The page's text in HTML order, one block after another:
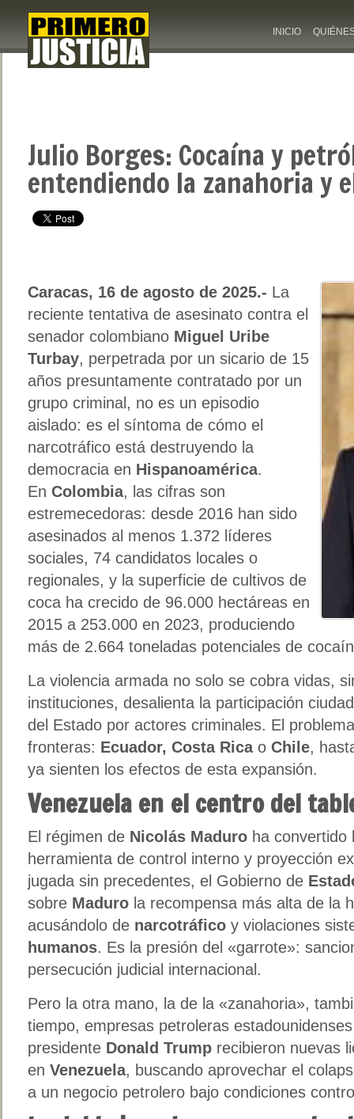
INICIO
Julio Borges: Cocaína y
entendiendo la zanahoria y
Caracas, 16 de agosto de 2025.- La
reciente tentativa de asesinato contra el
senador colombiano Miguel Uribe
Turbay, perpetrada por un sicario de 15
años presuntamente contratado por un
grupo criminal, no es un episodio
aislado: es el síntoma de cómo el
narcotráfico está destruyendo la
democracia en Hispanoamérica.
En Colombia, las cifras son
estremecedoras: desde 2016 han sido
asesinados al menos 1.372 líderes
sociales, 74 candidatos locales o
regionales, y la superficie de cultivos de
coca ha crecido de 96.000 hectáreas en
2015 a 253.000 en 2023, produciendo
más de 2.664 toneladas potenciales de
La violencia armada no solo se cobra vidas,
instituciones, desalienta la participación
del Estado por actores criminales. El
fronteras: Ecuador, Costa Rica o Chile,
ya sienten los efectos de esta expansión.
Venezuela en el centro del
El régimen de Nicolás Maduro ha convertido
herramienta de control interno y proyección
jugada sin precedentes, el Gobierno de
sobre Maduro la recompensa más alta de la
acusándolo de narcotráfico y violaciones
humanos. Es la presión del «garrote»:
persecución judicial internacional.
Pero la otra mano, la de la «zanahoria»,
tiempo, empresas petroleras
presidente Donald Trump recibieron nuevas
en Venezuela, buscando aprovechar el
a un negocio petrolero bajo condiciones